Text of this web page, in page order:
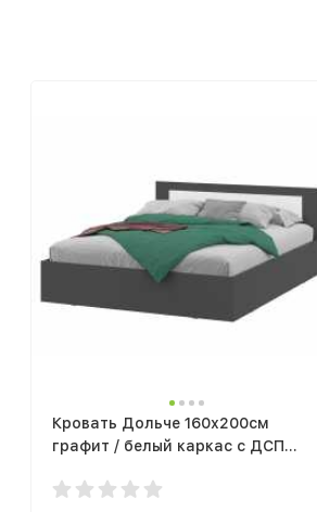
Кровать Дольче 160х200см
графит / белый каркас с ДСП